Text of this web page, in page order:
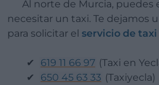
Al norte de Murcia,
necesitar un taxi. Te dejamos
para solicitar el servicio de taxi
619 11 66 97 (Taxi en
650 45 63 33 (Taxiyecla)